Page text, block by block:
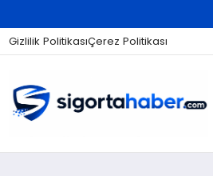
Gizlilik PolitikasıÇerez Politikası